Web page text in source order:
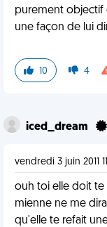
purement objectif
une façon de lui
10 4
iced_dream
vendredi 3 juin 2011
ouh toi elle doit te
mienne ne me
qu'elle te refait